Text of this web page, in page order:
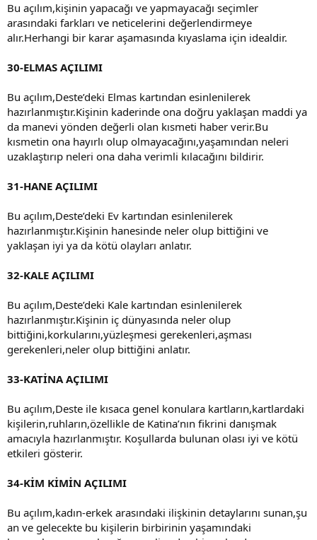
Bu açılım,kişinin yapacağı ve yapmayacağı seçimler
arasındaki farkları ve neticelerini değerlendirmeye
alır.Herhangi bir karar aşamasında kıyaslama için idealdir.
30-ELMAS AÇILIMI
Bu açılım,Deste’deki Elmas kartından esinlenilerek
hazırlanmıştır.Kişinin kaderinde ona doğru yaklaşan maddi ya
da manevi yönden değerli olan kısmeti haber verir.Bu
kısmetin ona hayırlı olup olmayacağını,yaşamından neleri
uzaklaştırıp neleri ona daha verimli kılacağını bildirir.
31-HANE AÇILIMI
Bu açılım,Deste’deki Ev kartından esinlenilerek
hazırlanmıştır.Kişinin hanesinde neler olup bittiğini ve
yaklaşan iyi ya da kötü olayları anlatır.
32-KALE AÇILIMI
Bu açılım,Deste’deki Kale kartından esinlenilerek
hazırlanmıştır.Kişinin iç dünyasında neler olup
bittiğini,korkularını,yüzleşmesi gerekenleri,aşması
gerekenleri,neler olup bittiğini anlatır.
33-KATİNA AÇILIMI
Bu açılım,Deste ile kısaca genel konulara kartların,kartlardaki
kişilerin,ruhların,özellikle de Katina’nın fikrini danışmak
amacıyla hazırlanmıştır. Koşullarda bulunan olası iyi ve kötü
etkileri gösterir.
34-KİM KİMİN AÇILIMI
Bu açılım,kadın-erkek arasındaki ilişkinin detaylarını sunan,şu
an ve gelecekte bu kişilerin birbirinin yaşamındaki